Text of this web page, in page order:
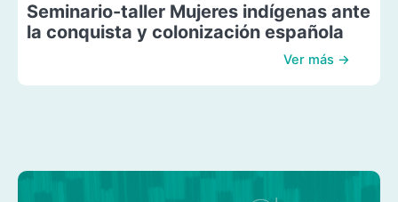
Seminario-taller Mujeres indígenas ante
la conquista y colonización española
Ver más →